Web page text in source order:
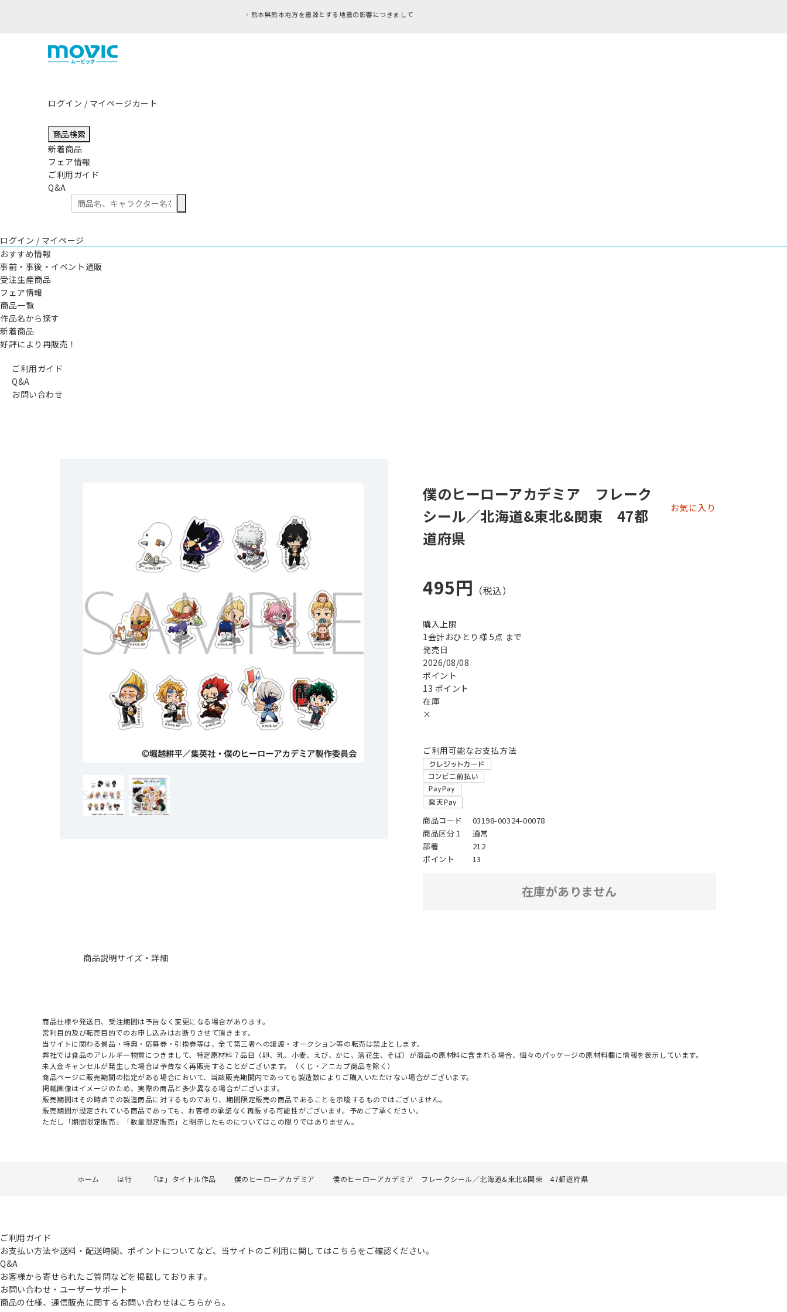
ログイン / マイページカート
商品検索
新着商品
フェア情報
ご利用ガイド
Q&A
ログイン / マイページ
おすすめ情報
事前・事後・イベント通販
受注生産商品
フェア情報
商品一覧
作品名から探す
新着商品
好評により再販売！
ご利用ガイド
Q&A
お問い合わせ
僕のヒーローアカデミア フレーク
シール／北海道&東北&関東 47都
道府県
お気に入り
495円
購入上限
1会計おひとり様 5点 まで
発売日
2026/08/08
ポイント
13 ポイント
在庫
×
ご利用可能なお支払方法
商品コード
03198-00324-00078
商品区分１
通常
部署
212
ポイント
13
在庫がありません
商品説明サイズ・詳細
商品仕様や発送日、受注期間は予告なく変更になる場合があります。
営利目的及び転売目的でのお申し込みはお断りさせて頂きます。
当サイトに関わる景品・特典・応募券・引換券等は、全て第三者への譲渡・オークション等の転売は禁止とします。
弊社では食品のアレルギー物質につきまして、特定原材料７品目（卵、乳、小麦、えび、かに、落花生、そば）が商品の原材料に含まれる場合、個々のパッケージの原材料欄に情報を表示しています。
未入金キャンセルが発生した場合は予告なく再販売することがございます。（くじ・アニカプ商品を除く）
商品ページに販売期間の指定がある場合において、当該販売期間内であっても製造数によりご購入いただけない場合がございます。
掲載画像はイメージのため、実際の商品と多少異なる場合がございます。
販売期間はその時点での製造商品に対するものであり、期間限定販売の商品であることを示唆するものではございません。
販売期間が設定されている商品であっても、お客様の承諾なく再販する可能性がございます。予めご了承ください。
ただし「期間限定販売」「数量限定販売」と明示したものについてはこの限りではありません。
ホーム は行 「ほ」タイトル作品 僕のヒーローアカデミア 僕のヒーローアカデミア フレークシール／北海道&東北&関東 47都道府県
ご利用ガイド
お支払い方法や送料・配送時間、ポイントについてなど、当サイトのご利用に関してはこちらをご確認ください。
Q&A
お客様から寄せられたご質問などを掲載しております。
お問い合わせ・ユーザーサポート
商品の仕様、通信販売に関するお問い合わせはこちらから。